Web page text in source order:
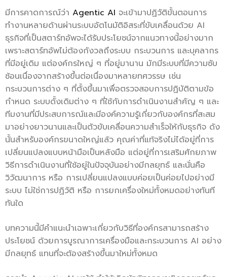
มีการคาดการณ์ว่า Agentic AI จะเข้ามาปฏิวัติขั้นตอนการ
ทำงานหลายด้านผ่านระบบอัตโนมัติอิสระที่ขับเคลื่อนด้วย AI
ธุรกิจที่เป็นสตาร์ทอัพจะได้รับประโยชน์จากแนวทางนี้อย่างมาก
เพราะสตาร์ทอัพไม่ต้องกังวลถึงระบบ กระบวนการ และบุคลากร
ที่มีอยู่เดิม แต่องค์กรใหญ่ ๆ ที่อยู่มานาน มักมีระบบที่มีความซับ
ซ้อนเนื่องจากสร้างขึ้นต่อเนื่องมาหลายทศวรรษ เช่น
กระบวนการต่าง ๆ ที่ตั้งขึ้นมาเพื่อตรวจสอบการปฏิบัติตามข้อ
กำหนด ระบบดั้งเดิมต่าง ๆ ที่ใช้กับการดำเนินงานสำคัญ ๆ และ
ทีมงานที่มีประสบการณ์และมีองค์ความรู้เกี่ยวกับองค์กรที่สะสม
มาอย่างยาวนานและเป็นตัวขับเคลื่อนความสำเร็จให้กับธุรกิจ ดัง
นั้นสำหรับองค์กรขนาดใหญ่แล้ว คุณค่าที่แท้จริงไม่ได้อยู่ที่การ
เปลี่ยนแปลงแบบหน้ามือเป็นหลังมือ แต่อยู่ที่การเสริมศักยภาพ
วิธีการดำเนินงานที่ใช้อยู่ในปัจจุบันอย่างมีกลยุทธ์ และนั่นคือ
วิวัฒนาการ หรือ การเปลี่ยนแปลงแบบค่อยเป็นค่อยไปอย่างมี
ระบบ ไม่ใช่การปฏิวัติ หรือ การยกเครื่องใหม่ทั้งหมดอย่างทันที
ทันใด
บทความนี้มีคำแนะนำเฉพาะเกี่ยวกับวิธีที่องค์กรสามารถสร้าง
ประโยชน์ ด้วยการบูรณาการเครื่องมือและกระบวนการ AI อย่าง
มีกลยุทธ์ แทนที่จะต้องสร้างขึ้นมาใหม่ทั้งหมด